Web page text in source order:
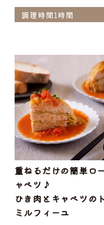
調理時間1時間
重ねるだけの簡単ロ
ャベツ♪
ひき肉とキャベツの
ミルフィーユ